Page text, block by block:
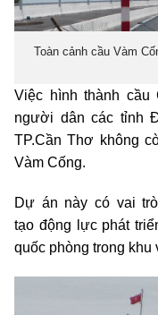
Toàn cảnh cầu Vàm
Việc hình thành cầu
người dân các tỉnh
TP.Cần Thơ không
Vàm Cống.
Dự án này có vai
tạo động lực phát
quốc phòng trong